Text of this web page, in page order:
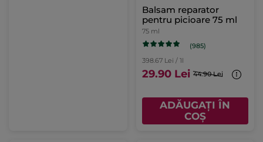
Balsam reparator
pentru picioare 75 ml
75 ml
(985)
398.67 Lei / 1l
29.90 Lei 44.90 Lei
ADĂUGAȚI ÎN
COȘ